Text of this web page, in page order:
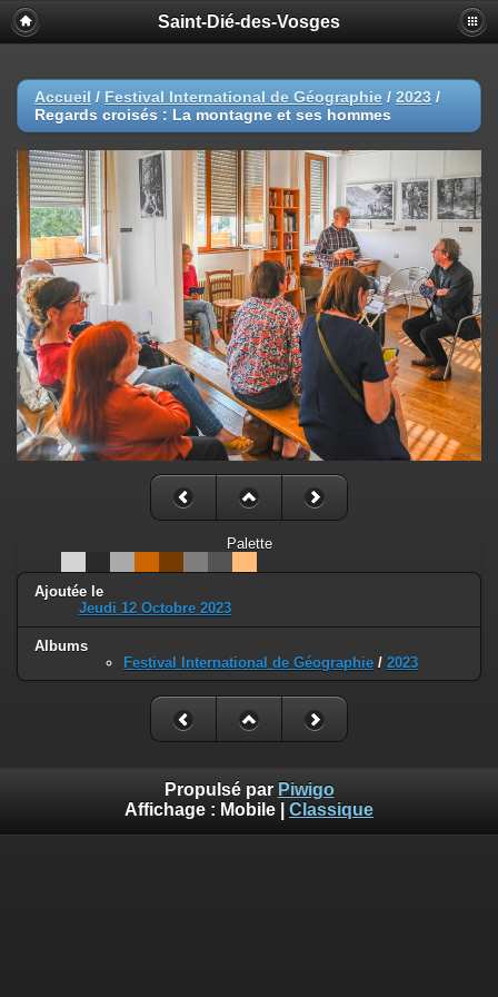
Saint-Dié-des-Vosges
Accueil / Festival International de Géographie / 2023 /
Regards croisés : La montagne et ses hommes
Palette
Ajoutée le
Jeudi 12 Octobre 2023
Albums
Festival International de Géographie / 2023
Propulsé par Piwigo
Affichage : Mobile Classique